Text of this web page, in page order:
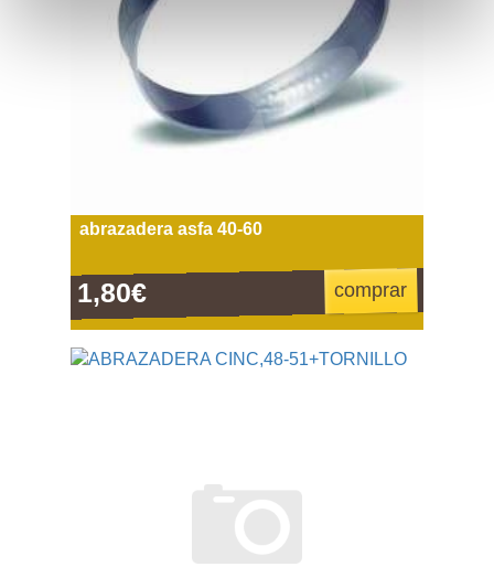
abrazadera asfa 40-60
1,80€ comprar